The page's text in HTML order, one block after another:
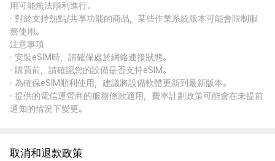
用可能無法順利進行。
· 對於支持熱點/共享功能的商品，某些作業系統版本可能會限制服
務使用。
注意事項
· 安裝eSIM時，請確保處於網絡連接狀態。
· 購買前，請確認您的設備是否支持eSIM。
· 為確保eSIM順利使用，建議將設備軟體更新到最新版本。
· 提供的電信運營商的服務條款適用，費率計劃政策可能會在未提前
通知的情況下變更。
取消和退款政策